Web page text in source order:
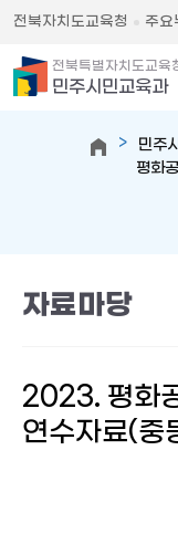
전북자치도교육청 주요
전북특별자치도교육
민주시민교육과
민주
평화
자료마당
2023. 평화
연수자료(중